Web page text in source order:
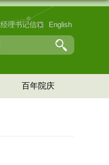
经理书记信箱 English
百年院庆